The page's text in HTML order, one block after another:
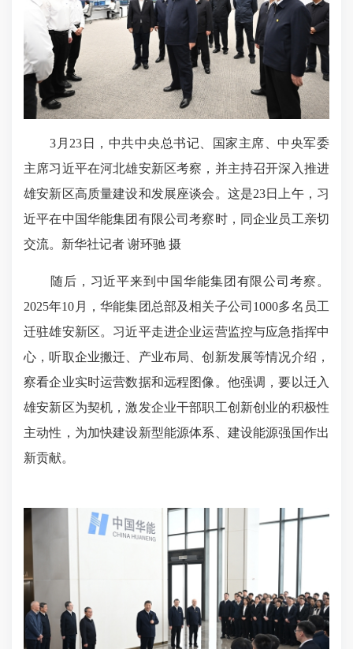
3月23日，中共中央总书记、国家主席、中央军委
主席习近平在河北雄安新区考察，并主持召开深入推进
雄安新区高质量建设和发展座谈会。这是23日上午，习
近平在中国华能集团有限公司考察时，同企业员工亲切
交流。新华社记者 谢环驰 摄
随后，习近平来到中国华能集团有限公司考察。
2025年10月，华能集团总部及相关子公司1000多名员工
迁驻雄安新区。习近平走进企业运营监控与应急指挥中
心，听取企业搬迁、产业布局、创新发展等情况介绍，
察看企业实时运营数据和远程图像。他强调，要以迁入
雄安新区为契机，激发企业干部职工创新创业的积极性
主动性，为加快建设新型能源体系、建设能源强国作出
新贡献。